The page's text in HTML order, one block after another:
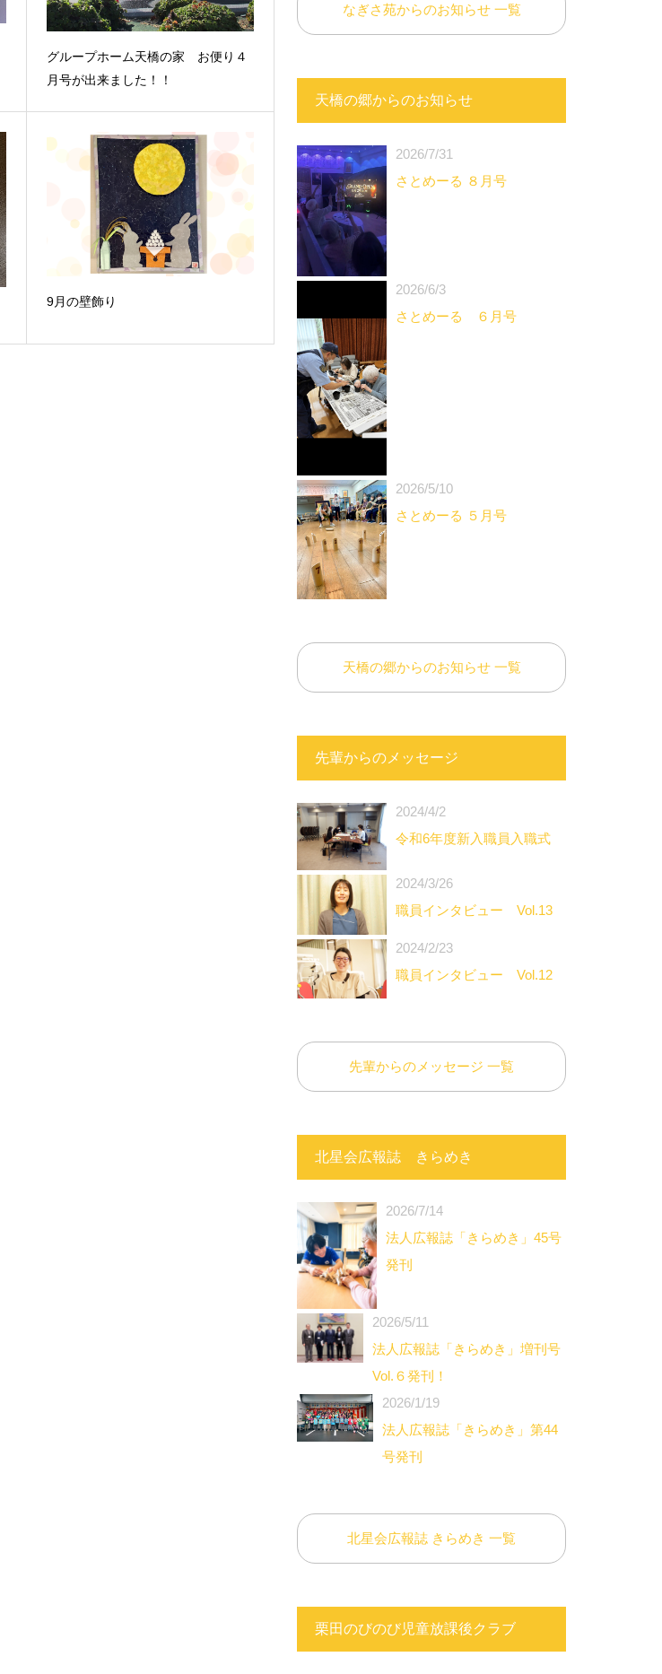
グループホーム天橋の家 お便り４
月号が出来ました！！
9月の壁飾り
なぎさ苑からのお知らせ 一覧
天橋の郷からのお知らせ
2026/7/31
さとめーる ８月号
2026/6/3
さとめーる ６月号
2026/5/10
さとめーる ５月号
天橋の郷からのお知らせ 一覧
先輩からのメッセージ
2024/4/2
令和6年度新入職員入職式
2024/3/26
職員インタビュー Vol.13
2024/2/23
職員インタビュー Vol.12
先輩からのメッセージ 一覧
北星会広報誌 きらめき
2026/7/14
法人広報誌「きらめき」45号
発刊
2026/5/11
法人広報誌「きらめき」増刊号
Vol.６発刊！
2026/1/19
法人広報誌「きらめき」第44
号発刊
北星会広報誌 きらめき 一覧
栗田のびのび児童放課後クラブ